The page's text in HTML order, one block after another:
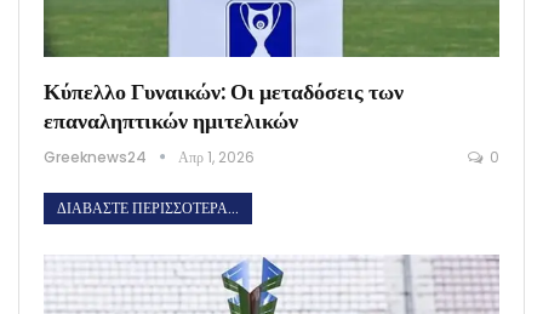
Κύπελλο Γυναικών: Οι μεταδόσεις των
επαναληπτικών ημιτελικών
Greeknews24 Απρ 1, 2026 0
ΔΙΑΒΆΣΤΕ ΠΕΡΙΣΣΌΤΕΡΑ...